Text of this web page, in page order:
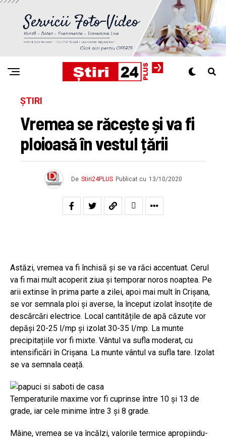
ȘTIRI
Vremea se răcește și va fi
ploioasă în vestul țării
De Stiri24PLUS Publicat cu 13/10/2020
Astăzi, vremea va fi închisă și se va răci accentuat. Cerul
va fi mai mult acoperit ziua și temporar noros noaptea. Pe
arii extinse în prima parte a zilei, apoi mai mult în Crișana,
se vor semnala ploi și averse, la început izolat însoțite de
descărcări electrice. Local cantitățile de apă căzute vor
depăși 20-25 l/mp și izolat 30-35 l/mp. La munte
precipitațiile vor fi mixte. Vântul va sufla moderat, cu
intensificări în Crișana. La munte vântul va sufla tare. Izolat
se va semnala ceață.
Temperaturile maxime vor fi cuprinse între 10 și 13 de
grade, iar cele minime între 3 și 8 grade.
Mâine, vremea se va încălzi, valorile termice apropiindu-